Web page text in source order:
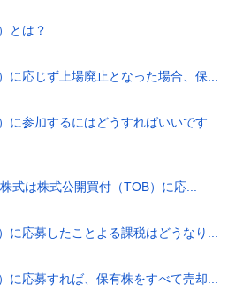
とは？
に応じず上場廃止となった場合、保...
に参加するにはどうすればいいです
式は株式公開買付（TOB）に応...
に応募したことよる課税はどうなり...
に応募すれば、保有株をすべて売却...